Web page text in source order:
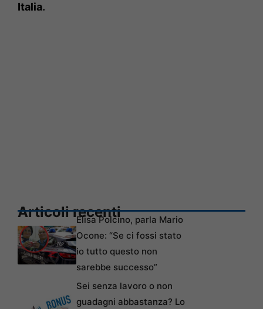
Italia.
Articoli recentiElisa Polcino, parla Mario
Ocone: “Se ci fossi stato
io tutto questo non
sarebbe successo”
Sei senza lavoro o non
guadagni abbastanza? Lo